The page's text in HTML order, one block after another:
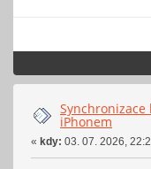
Synchronizace
iPhonem
« kdy: 03. 07. 2026,